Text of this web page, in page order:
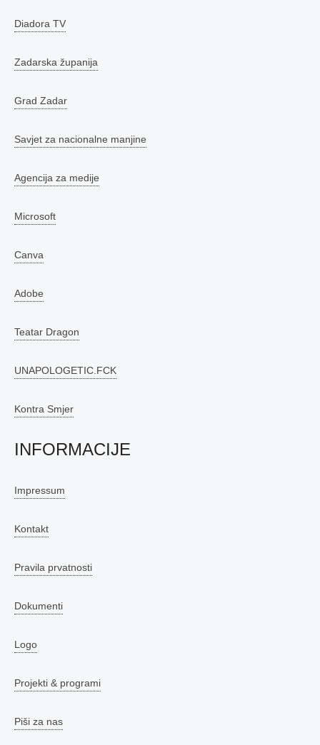
Diadora TV
Zadarska županija
Grad Zadar
Savjet za nacionalne manjine
Agencija za medije
Microsoft
Canva
Adobe
Teatar Dragon
UNAPOLOGETIC.FCK
Kontra Smjer
INFORMACIJE
Impressum
Kontakt
Pravila prvatnosti
Dokumenti
Logo
Projekti & programi
Piši za nas